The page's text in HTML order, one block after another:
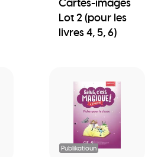
Lot 2 (pour les
livres 4, 5, 6)
Publikatioun